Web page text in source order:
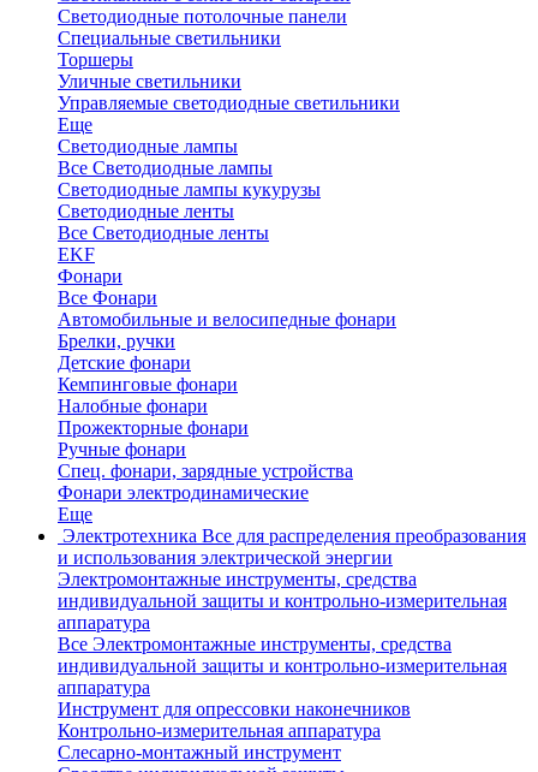
Светодиодные потолочные панели
Специальные светильники
Торшеры
Уличные светильники
Управляемые светодиодные светильники
Еще
Светодиодные лампы
Все Светодиодные лампы
Светодиодные лампы кукурузы
Светодиодные ленты
Все Светодиодные ленты
EKF
Фонари
Все Фонари
Автомобильные и велосипедные фонари
Брелки, ручки
Детские фонари
Кемпинговые фонари
Налобные фонари
Прожекторные фонари
Ручные фонари
Спец. фонари, зарядные устройства
Фонари электродинамические
Еще
Электротехника Все для распределения преобразования
и использования электрической энергии
Электромонтажные инструменты, средства
индивидуальной защиты и контрольно-измерительная
аппаратура
Все Электромонтажные инструменты, средства
индивидуальной защиты и контрольно-измерительная
аппаратура
Инструмент для опрессовки наконечников
Контрольно-измерительная аппаратура
Слесарно-монтажный инструмент